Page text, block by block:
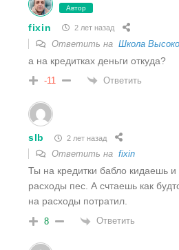
Автор
fixin 2 лет назад
Ответить на Школа
а на кредитках деньги откуда?
-11 Ответить
slb 2 лет назад
Ответить на fixin
Ты на кредитки бабло кидаешь и
расходы пес. А счтаешь как
на расходы потратил.
8 Ответить